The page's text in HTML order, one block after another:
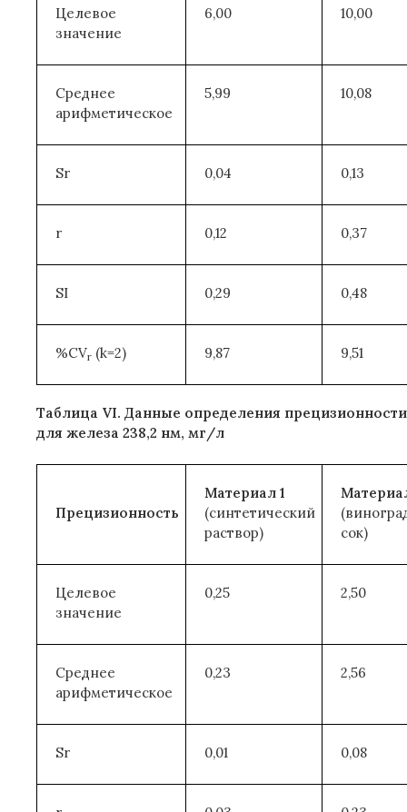
Целевое
значение
6,00 10,00
Среднее
арифметическое
5,99 10,08
Sr 0,04 0,13
r 0,12 0,37
SI 0,29 0,48
%CVr (k=2) 9,87 9,51
Таблица VI. Данные определения прецизионности
для железа 238,2 нм, мг/л
Прецизионность
Материал 1
(синтетический
раствор)
сок)
Целевое
значение
0,25 2,50
Среднее
арифметическое
0,23 2,56
Sr 0,01 0,08